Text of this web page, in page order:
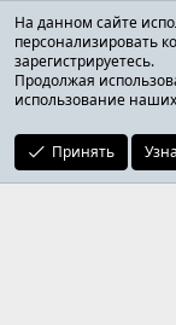
Поделиться
Facebook
X (Twitter)
Reddit
ОТЗЫВЫ ОНЛАЙН
На данном сайте
персонализировать
зарегистрируетесь.
Продолжая
использование
Принять